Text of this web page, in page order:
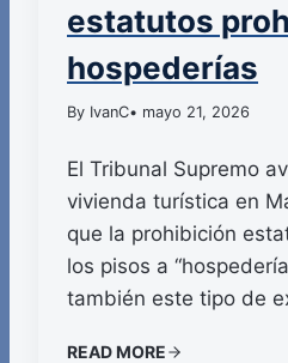
estatutos
hospederías
By IvanC• mayo 21, 2026
El Tribunal Supremo
vivienda turística en
que la prohibición
los pisos a
también este tipo de
READ MORE